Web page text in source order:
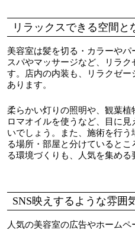
リラックスできる空間と
美容室は髪を切る・カラーや
スパやマッサージなど、リラ
す。店内の内装も、リラクゼ
あります。
柔らかい灯りの照明や、観葉
ロマオイルを使うなど、目に
いでしょう。また、施術を行
る場所・部屋と分けていると
る環境づくりも、人気を集める
SNS映えするような雰囲
人気の美容室の広告やホーム